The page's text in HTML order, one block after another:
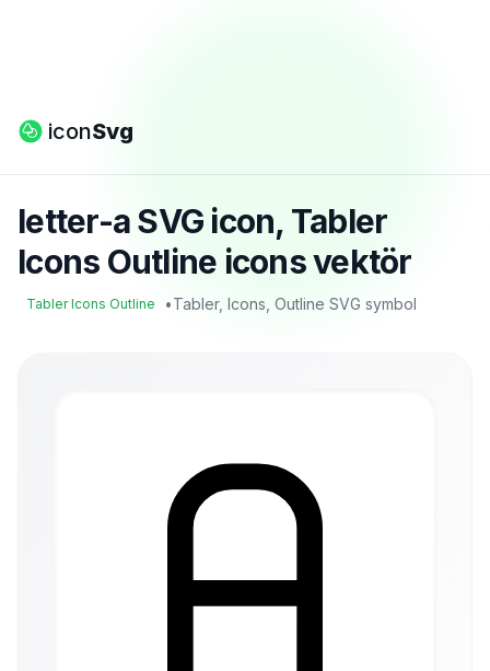
iconSvg
letter-a SVG icon, Tabler
Icons Outline icons vektör
Tabler Icons Outline •Tabler, Icons, Outline SVG symbol